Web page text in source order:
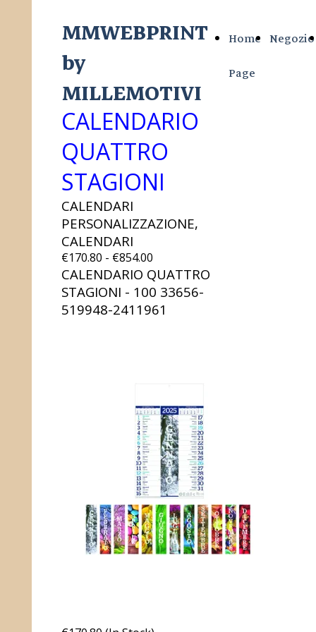
MMWEBPRINT
by
MILLEMOTIVI
Home
Page
Negozio
CALENDARIO
QUATTRO
STAGIONI
CALENDARI
PERSONALIZZAZIONE,
CALENDARI
€170.80 - €854.00
CALENDARIO QUATTRO
STAGIONI - 100 33656-
519948-2411961